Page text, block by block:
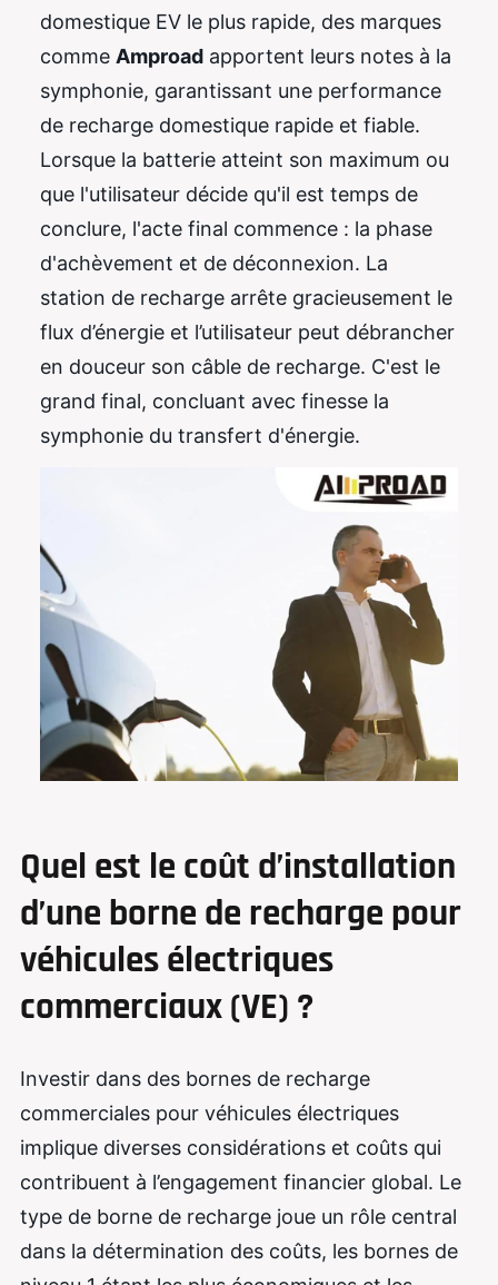
domestique EV le plus rapide, des marques
comme Amproad apportent leurs notes à la
symphonie, garantissant une performance
de recharge domestique rapide et fiable.
Lorsque la batterie atteint son maximum ou
que l'utilisateur décide qu'il est temps de
conclure, l'acte final commence : la phase
d'achèvement et de déconnexion. La
station de recharge arrête gracieusement le
flux d’énergie et l’utilisateur peut débrancher
en douceur son câble de recharge. C'est le
grand final, concluant avec finesse la
symphonie du transfert d'énergie.
Quel est le coût d’installation
d’une borne de recharge pour
véhicules électriques
commerciaux (VE) ?
Investir dans des bornes de recharge
commerciales pour véhicules électriques
implique diverses considérations et coûts qui
contribuent à l’engagement financier global. Le
type de borne de recharge joue un rôle central
dans la détermination des coûts, les bornes de